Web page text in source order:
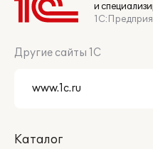
и
Другие сайты 1С
Каталог